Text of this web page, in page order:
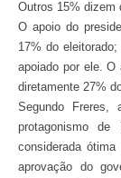
Outros 15% dizem
O apoio do
17% do
apoiado por ele. O
diretamente 27%
Segundo
protagonismo
considerada
aprovação do